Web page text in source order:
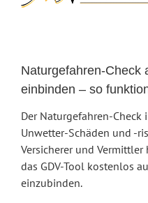
Naturgefahren-Check
einbinden – so
Der Naturgefahren-Check
Unwetter-Schäden und -
Versicherer und
das GDV-Tool kostenlos
einzubinden.